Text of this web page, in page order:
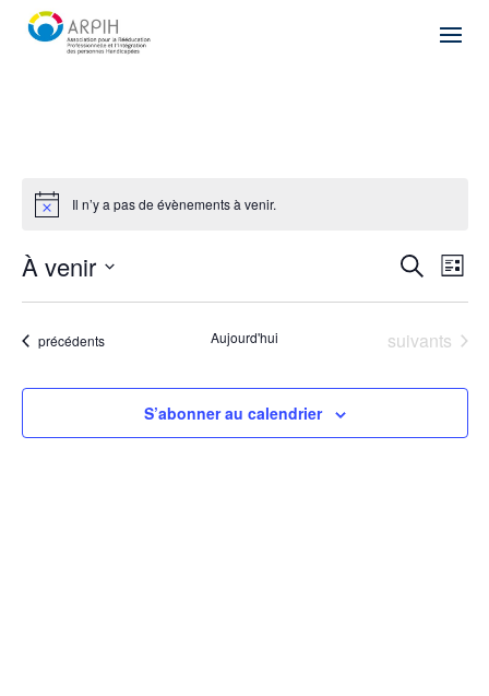
Il n’y a pas de évènements à venir.
et
de
Recherche
de
Liste
À venir
date.Évènements
précédents Aujourd'hui Évènements
suivants
S’abonner au calendrier